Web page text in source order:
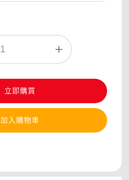
立即購買
加入購物車